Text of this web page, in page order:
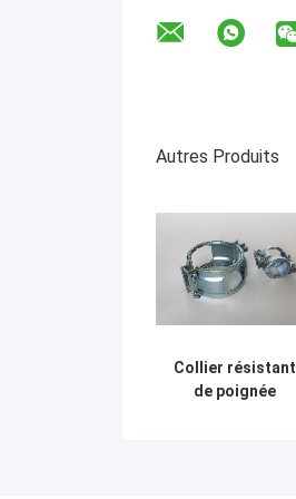
Autres Produits
Collier résistant
de poignée